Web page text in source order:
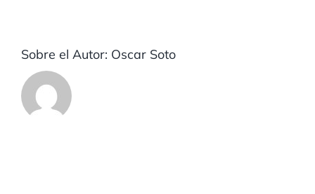
Sobre el Autor: Oscar Soto